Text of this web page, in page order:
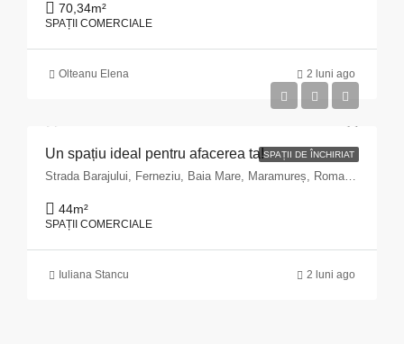
70,34m²
SPAȚII COMERCIALE
Olteanu Elena 2 luni ago
SPAȚII DE ÎNCHIRIAT
Un spațiu ideal pentru afacerea ta!
Strada Barajului, Ferneziu, Baia Mare, Maramureș, Romania
44m²
SPAȚII COMERCIALE
Iuliana Stancu 2 luni ago